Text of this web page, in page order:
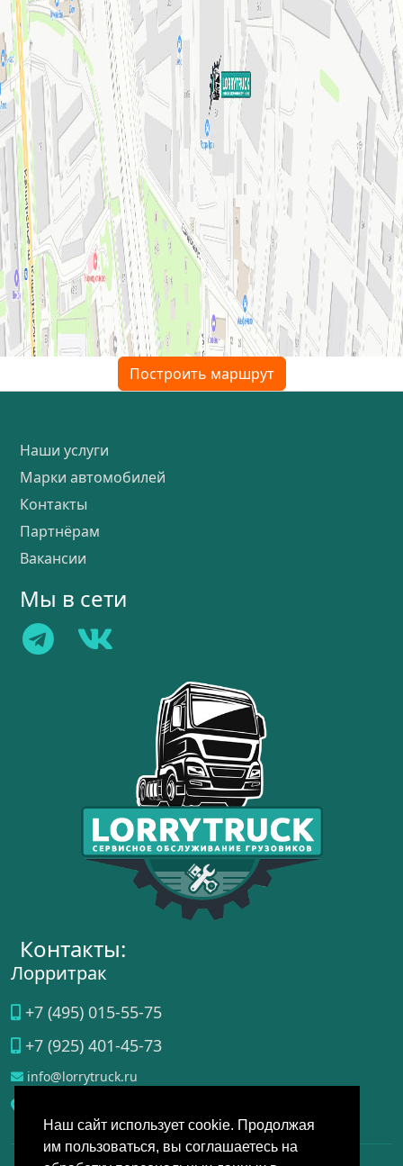
Наш сайт использует cookie. Продолжая
им пользоваться, вы соглашаетесь на
Построить маршрут
Наши услуги
Марки автомобилей
Контакты
Партнёрам
Вакансии
Мы в сети
Контакты:
Лорритрак
+7 (495) 015-55-75
+7 (925) 401-45-73
info@lorrytruck.ru